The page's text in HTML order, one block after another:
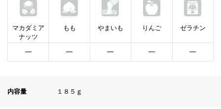
マカダミア
ナッツ
━
もも
━
やまいも
━
りんご
━
ゼラチン
━
内容量 １８５ｇ